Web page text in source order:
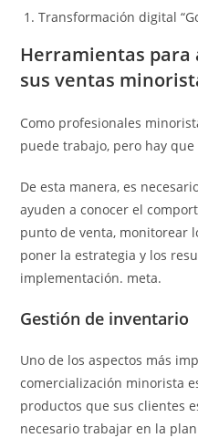
Transformación digital
Herramientas
sus ventas
Como profesionales
puede trabajo, pero hay
De esta manera, es
ayuden a conocer el
punto de venta, monitorear
poner la estrategia y los
implementación. meta.
Gestión de inventario
Uno de los aspectos más
comercialización minorista
productos que sus clientes
necesario trabajar en la